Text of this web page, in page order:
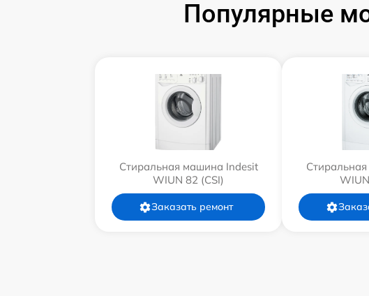
Популярные
Стиральная машина Indesit
WIUN 82 (CSI)
Заказать ремонт